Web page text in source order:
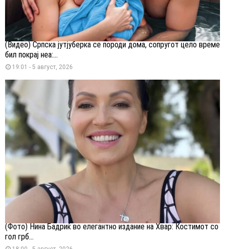
(Видео) Српска јутјуберка се породи дома, сопругот цело време
бил покрај неа:...
19:01 - 5 август, 2026
(Фото) Нина Бадриќ во елегантно издание на Хвар: Костимот со
гол грб...